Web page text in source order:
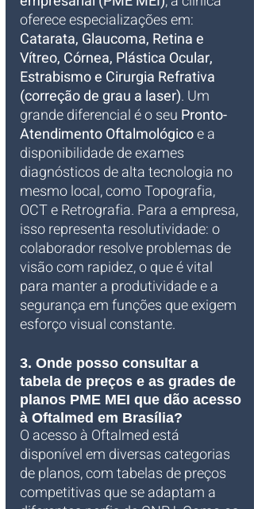
oferece especializações em:
Catarata, Glaucoma, Retina e
Vítreo, Córnea, Plástica Ocular,
Estrabismo e Cirurgia Refrativa
(correção de grau a laser). Um
grande diferencial é o seu Pronto-
Atendimento Oftalmológico e a
disponibilidade de exames
diagnósticos de alta tecnologia no
mesmo local, como Topografia,
OCT e Retrografia. Para a empresa,
isso representa resolutividade: o
colaborador resolve problemas de
visão com rapidez, o que é vital
para manter a produtividade e a
segurança em funções que exigem
esforço visual constante.
3. Onde posso consultar a
tabela de preços e as grades de
planos PME MEI que dão acesso
à Oftalmed em Brasília?
O acesso à Oftalmed está
disponível em diversas categorias
de planos, com tabelas de preços
competitivas que se adaptam a